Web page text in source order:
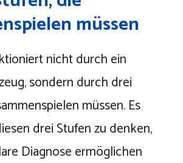
müssen
nicht durch ein
sondern durch drei
müssen. Es
drei Stufen zu denken,
Diagnose ermöglichen